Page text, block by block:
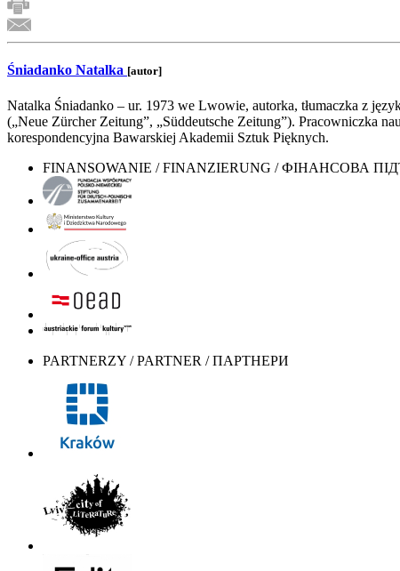
Śniadanko Natalka [autor]
Natalka Śniadanko – ur. 1973 we Lwowie, autorka, tłumaczka z
(„Neue Zürcher Zeitung”, „Süddeutsche Zeitung”). Pracowniczka
korespondencyjna Bawarskiej Akademii Sztuk Pięknych.
FINANSOWANIE / FINANZIERUNG / ФІНАНСОВА
PARTNERZY / PARTNER / ПАРТНЕРИ